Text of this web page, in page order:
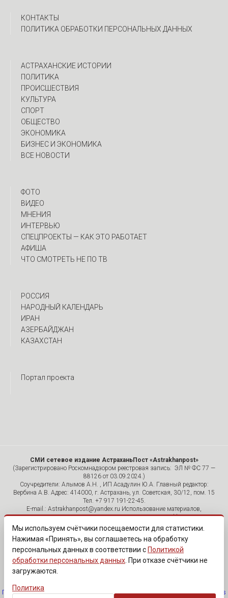
КОНТАКТЫ
ПОЛИТИКА ОБРАБОТКИ ПЕРСОНАЛЬНЫХ ДАННЫХ
АСТРАХАНСКИЕ ИСТОРИИ
ПОЛИТИКА
ПРОИСШЕСТВИЯ
КУЛЬТУРА
СПОРТ
ОБЩЕСТВО
ЭКОНОМИКА
БИЗНЕС И ЭКОНОМИКА
ВСЕ НОВОСТИ
ФОТО
ВИДЕО
МНЕНИЯ
ИНТЕРВЬЮ
CПЕЦПРОЕКТЫ — КАК ЭТО РАБОТАЕТ
АФИША
ЧТО СМОТРЕТЬ НЕ ПО ТВ
РОССИЯ
НАРОДНЫЙ КАЛЕНДАРЬ
ИРАН
АЗЕРБАЙДЖАН
КАЗАХСТАН
Портал проекта
СМИ сетевое издание АстраханьПост «Astrakhanpost»
(Зарегистрировано Роскомнадзором реестровая запись: ЭЛ № ФС 77 —
88126 от 03.09.2024.)
Соучредители: Алымов А.Н. , ИП Асадулин Ю.А. Главный редактор:
Вербина А.В. Адрес: 414000, г. Астрахань, ул. Советская, 30/12, пом. 15
Тел. +7 917 191-22-45.
E-mail.: Astrakhanpost@yandex.ru Использование материалов,
размещенных на страницах сетевого издания «Astrakhanpost»,
допускается исключительно с указанием источника и публикацией
активной гиперссылки на портал Astrakhanpost.ru. Комментарии
читателей сайта размещаются без предварительного редактирования.
Редакция оставляет за собой право удалить их с сайта или
отредактировать, если указанные сообщения нарушают законы РФ.
«САЙТ ПРЕДНАЗНАЧЕН ДЛЯ АУДИТОРИИ 18+»
Политика обработки персональных данных·Изменить согласие на cookies
Мы используем счётчики посещаемости для статистики.
Нажимая «Принять», вы соглашаетесь на обработку
персональных данных в соответствии с Политикой
обработки персональных данных . При отказе счётчики не
загружаются.
Политика